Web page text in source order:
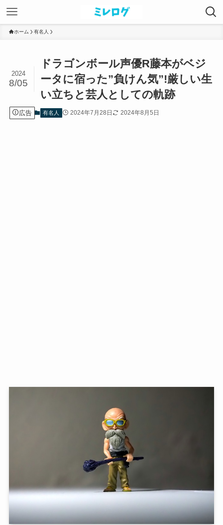
ホーム 有名人
ドラゴンボール声優R藤本がベジ
ータに宿った”負けん気”!厳しい生
い立ちと芸人としての軌跡
2024
8/05
広告 有名人 2024年7月28日 2024年8月5日